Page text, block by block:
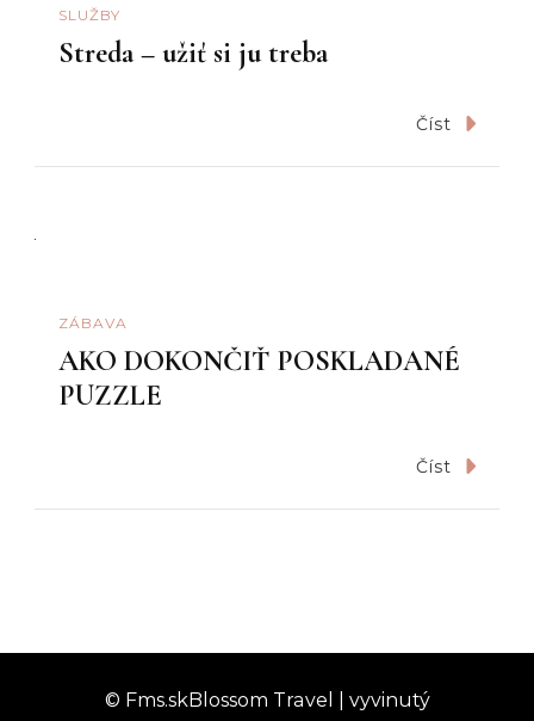
SLUŽBY
Streda – užiť si ju treba
Číst
ZÁBAVA
AKO DOKONČIŤ POSKLADANÉ
PUZZLE
Číst
© Fms.skBlossom Travel | vyvinutý